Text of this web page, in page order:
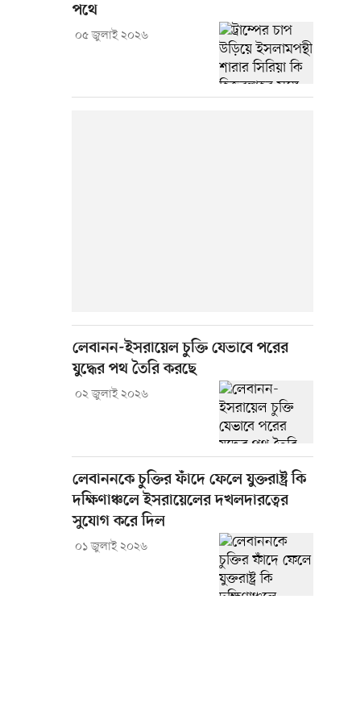
পথে
০৫ জুলাই ২০২৬
লেবানন-ইসরায়েল চুক্তি যেভাবে পরের
যুদ্ধের পথ তৈরি করছে
০২ জুলাই ২০২৬
লেবাননকে চুক্তির ফাঁদে ফেলে যুক্তরাষ্ট্র কি
দক্ষিণাঞ্চলে ইসরায়েলের দখলদারত্বের
সুযোগ করে দিল
০১ জুলাই ২০২৬